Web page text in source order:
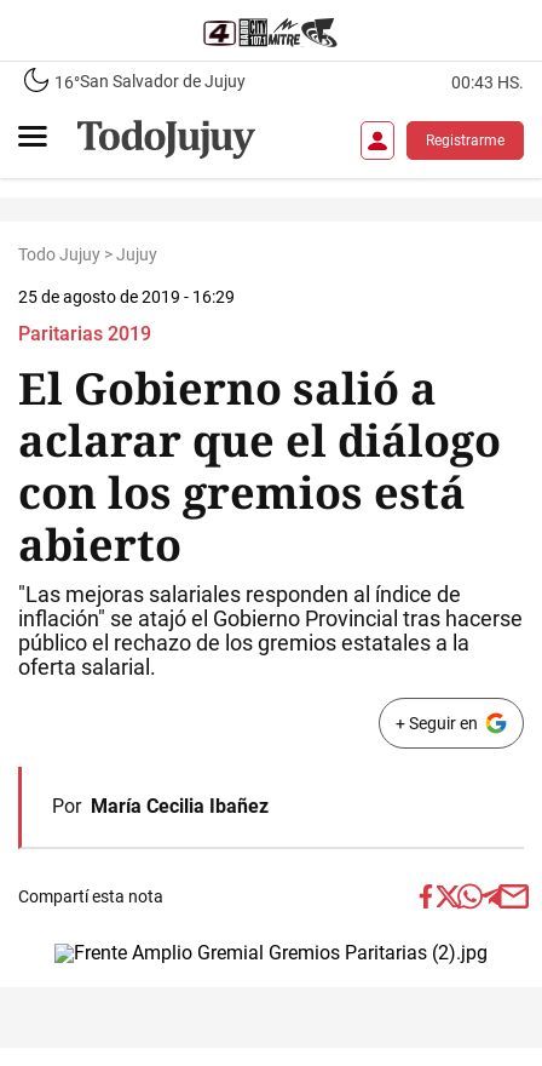
16°San Salvador de Jujuy 00:43 HS.
Registrarme
Todo Jujuy >Jujuy
25 de agosto de 2019 - 16:29
Paritarias 2019
El Gobierno salió a
aclarar que el diálogo
con los gremios está
abierto
"Las mejoras salariales responden al índice de
inflación" se atajó el Gobierno Provincial tras hacerse
público el rechazo de los gremios estatales a la
oferta salarial.
+ Seguir en
Por María Cecilia Ibañez
Compartí esta nota